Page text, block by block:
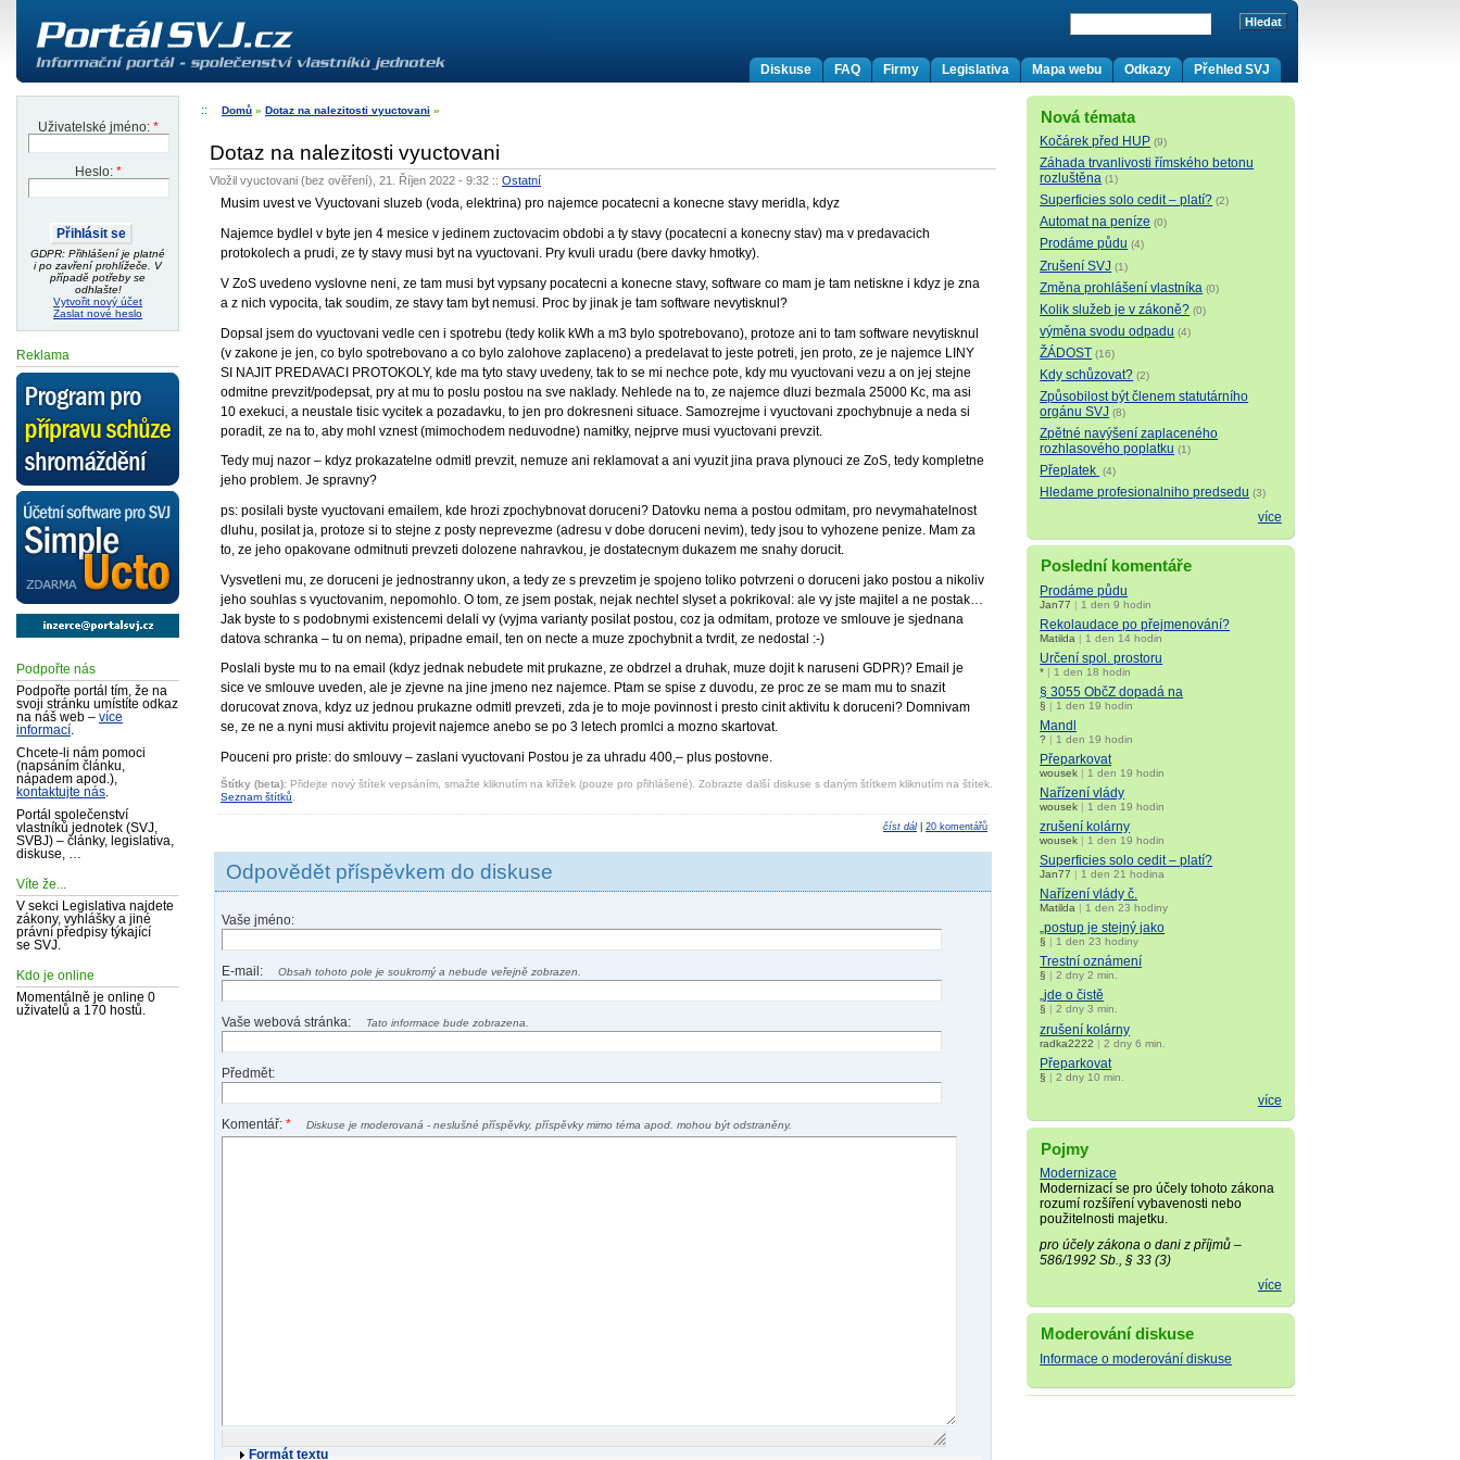
Přehled SVJ
Odkazy
Mapa webu
Legislativa
Firmy
FAQ
Diskuse
Uživatelské jméno: *
Heslo: *
GDPR: Přihlášení je platné
i po zavření prohlížeče. V
případě potřeby se
odhlašte!
Vytvořit nový účet
Zaslat nové heslo
Reklama
Podpořte nás
Podpořte portál tím, že na
svoji stránku umístíte odkaz
na náš web – více
informací
Chcete-li nám pomoci
(napsáním článku,
nápadem apod.),
kontaktujte nás
Portál společenství
vlastníků jednotek (SVJ,
SVBJ) – články, legislativa,
diskuse, …
Víte že...
V sekci Legislativa najdete
zákony, vyhlášky a jiné
právní předpisy týkající
se SVJ.
Kdo je online
Momentálně je online 0
uživatelů a 170 hostů.
Nová témata
Kočárek před HUP (9)
Záhada trvanlivosti římského betonu
rozluštěna (1)
Superficies solo cedit – platí? (2)
Automat na peníze (0)
Prodáme půdu (4)
Zrušení SVJ (1)
Změna prohlášení vlastníka (0)
Kolik služeb je v zákoně? (0)
výměna svodu odpadu (4)
ŽÁDOST (16)
Kdy schůzovat? (2)
Způsobilost být členem statutárního
orgánu SVJ (8)
Zpětné navýšení zaplaceného
rozhlasového poplatku (1)
Přeplatek (4)
Hledame profesionalniho predsedu (3)
více
Poslední komentáře
Prodáme půdu
Jan77 | 1 den 9 hodin
Rekolaudace po přejmenování?
Matilda | 1 den 14 hodin
Určení spol. prostoru
* | 1 den 18 hodin
§ 3055 ObčZ dopadá na
§ | 1 den 19 hodin
Mandl
? | 1 den 19 hodin
Přeparkovat
wousek | 1 den 19 hodin
Nařízení vlády
wousek | 1 den 19 hodin
zrušení kolárny
wousek | 1 den 19 hodin
Superficies solo cedit – platí?
Jan77 | 1 den 21 hodina
Nařízení vlády č.
Matilda | 1 den 23 hodiny
„postup je stejný jako
§ | 1 den 23 hodiny
Trestní oznámení
§ |2 dny 2 min.
„jde o čistě
§ |2 dny 3 min.
zrušení kolárny
radka2222 |2 dny 6 min.
Přeparkovat
§ |2 dny 10 min.
více
Pojmy
Modernizace
Modernizací se pro účely tohoto zákona
rozumí rozšíření vybavenosti nebo
použitelnosti majetku.
pro účely zákona o dani z příjmů –
586/1992 Sb., § 33 (3)
více
Moderování diskuse
Informace o moderování diskuse
Domů » Dotaz na nalezitosti vyuctovani »
Dotaz na nalezitosti vyuctovani
Vložil vyuctovani (bez ověření), 21. Říjen 2022 - 9:32 :: Ostatní
Musim uvest ve Vyuctovani sluzeb (voda, elektrina) pro najemce pocatecni a konecne stavy meridla, kdyz
Najemce bydlel v byte jen 4 mesice v jedinem zuctovacim obdobi a ty stavy (pocatecni a konecny stav) ma v predavacich
protokolech a prudi, ze ty stavy musi byt na vyuctovani. Pry kvuli uradu (bere davky hmotky).
V ZoS uvedeno vyslovne neni, ze tam musi byt vypsany pocatecni a konecne stavy, software co mam je tam netiskne i kdyz je zna
a z nich vypocita, tak soudim, ze stavy tam byt nemusi. Proc by jinak je tam software nevytisknul?
Dopsal jsem do vyuctovani vedle cen i spotrebu (tedy kolik kWh a m3 bylo spotrebovano), protoze ani to tam software nevytisknul
(v zakone je jen, co bylo spotrebovano a co bylo zalohove zaplaceno) a predelavat to jeste potreti, jen proto, ze je najemce LINY
SI NAJIT PREDAVACI PROTOKOLY, kde ma tyto stavy uvedeny, tak to se mi nechce pote, kdy mu vyuctovani vezu a on jej stejne
odmitne prevzit/podepsat, pry at mu to poslu postou na sve naklady. Nehlede na to, ze najemce dluzi bezmala 25000 Kc, ma asi
10 exekuci, a neustale tisic vycitek a pozadavku, to jen pro dokresneni situace. Samozrejme i vyuctovani zpochybnuje a neda si
poradit, ze na to, aby mohl vznest (mimochodem neduvodne) namitky, nejprve musi vyuctovani prevzit.
Tedy muj nazor – kdyz prokazatelne odmitl prevzit, nemuze ani reklamovat a ani vyuzit jina prava plynouci ze ZoS, tedy kompletne
jeho problem. Je spravny?
ps: posilali byste vyuctovani emailem, kde hrozi zpochybnovat doruceni? Datovku nema a postou odmitam, pro nevymahatelnost
dluhu, posilat ja, protoze si to stejne z posty neprevezme (adresu v dobe doruceni nevim), tedy jsou to vyhozene penize. Mam za
to, ze jeho opakovane odmitnuti prevzeti dolozene nahravkou, je dostatecnym dukazem me snahy dorucit.
Vysvetleni mu, ze doruceni je jednostranny ukon, a tedy ze s prevzetim je spojeno toliko potvrzeni o doruceni jako postou a nikoliv
jeho souhlas s vyuctovanim, nepomohlo. O tom, ze jsem postak, nejak nechtel slyset a pokrikoval: ale vy jste majitel a ne postak…
Jak byste to s podobnymi existencemi delali vy (vyjma varianty posilat postou, coz ja odmitam, protoze ve smlouve je sjednana
datova schranka – tu on nema), pripadne email, ten on necte a muze zpochybnit a tvrdit, ze nedostal :-)
Poslali byste mu to na email (kdyz jednak nebudete mit prukazne, ze obdrzel a druhak, muze dojit k naruseni GDPR)? Email je
sice ve smlouve uveden, ale je zjevne na jine jmeno nez najemce. Ptam se spise z duvodu, ze proc ze se mam mu to snazit
dorucovat znova, kdyz uz jednou prukazne odmitl prevzeti, zda je to moje povinnost i presto cinit aktivitu k doruceni? Domnivam
se, ze ne a nyni musi aktivitu projevit najemce anebo se po 3 letech promlci a mozno skartovat.
Pouceni pro priste: do smlouvy – zaslani vyuctovani Postou je za uhradu 400,– plus postovne.
Štítky (beta): Přidejte nový štítek vepsáním, smažte kliknutím na křížek (pouze pro přihlášené). Zobrazte další diskuse s daným štítkem kliknutím na štítek.
Seznam štítků
číst dál| 20 komentářů
Odpovědět příspěvkem do diskuse
Vaše jméno:
E-mail: Obsah tohoto pole je soukromý a nebude veřejně zobrazen.
Vaše webová stránka: Tato informace bude zobrazena.
Předmět:
Komentář:* Diskuse je moderovaná - neslušné příspěvky, příspěvky mimo téma apod. mohou být odstraněny.
Formát textu